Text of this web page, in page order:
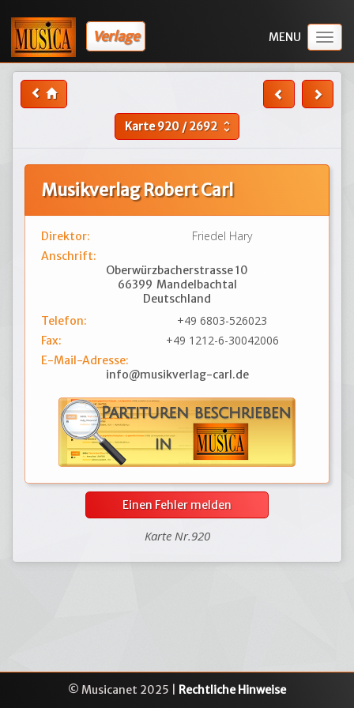
Verlage
Karte920 /2692 unfold_more
Musikverlag Robert Carl
Direktor: Friedel Hary
Anschrift:
Oberwürzbacherstrasse 10
66399 Mandelbachtal
Deutschland
Telefon:
+49 6803-526023
Fax: +49 1212-6-30042006
E-Mail-Adresse:
info@musikverlag-carl.de
Einen Fehler melden
Karte Nr.920
© Musicanet 2025 | Rechtliche Hinweise